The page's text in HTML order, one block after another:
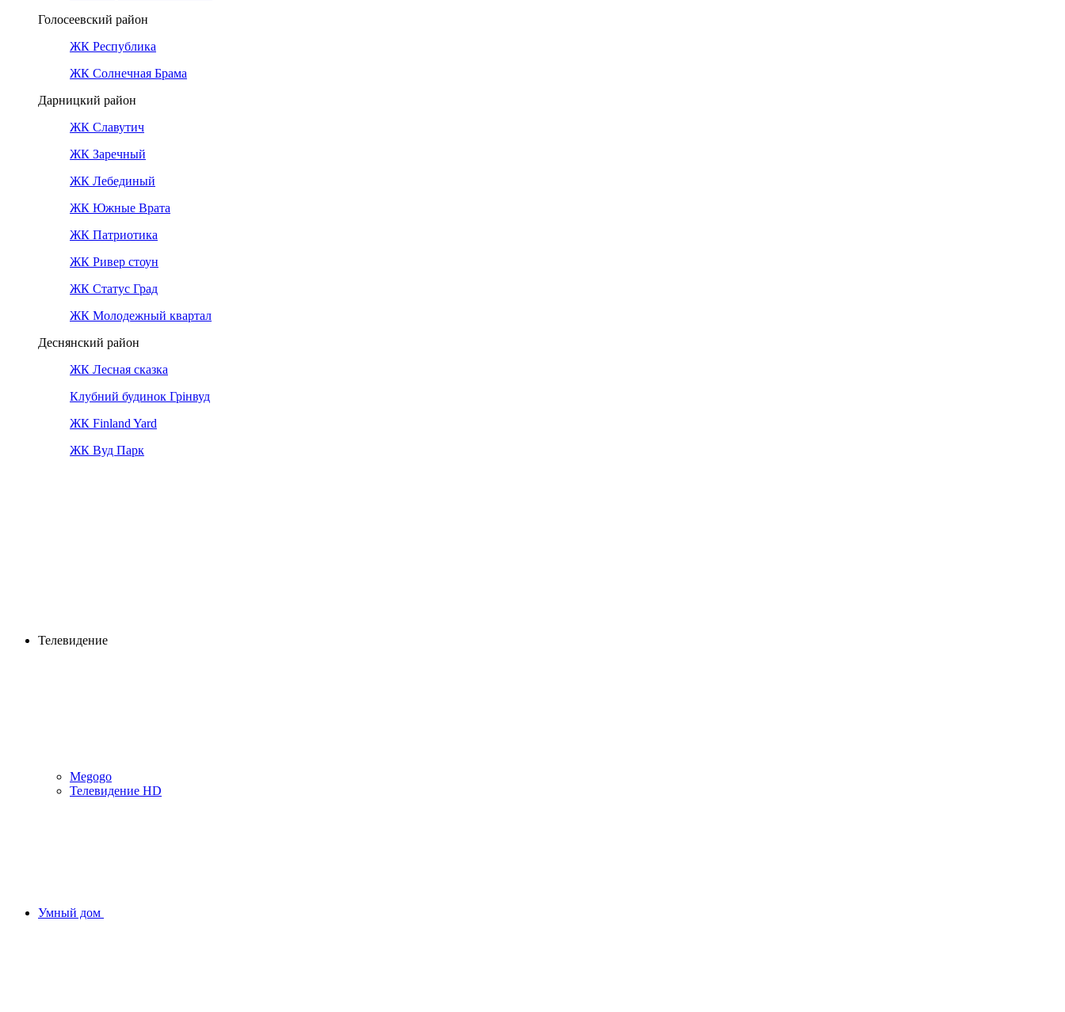
Голосеевский район
ЖК Республика
ЖК Солнечная Брама
Дарницкий район
ЖК Славутич
ЖК Заречный
ЖК Лебединый
ЖК Южные Врата
ЖК Патриотика
ЖК Ривер стоун
ЖК Статус Град
ЖК Молодежный квартал
Деснянский район
ЖК Лесная сказка
Клубний будинок Грінвуд
ЖК Finland Yard
ЖК Вуд Парк
Телевидение
Megogo
Телевидение HD
Умный дом